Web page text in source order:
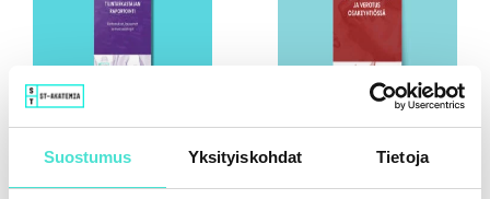
Suostumus Yksityiskohdat Tietoja
Tilintarkastajan
raportointi
Ilmestynyt 1/2025
Varojen
jakaminen ja
verotus
osakeyhtiössä